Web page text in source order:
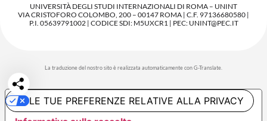
UNIVERSITÀ DEGLI STUDI INTERNAZIONALI DI ROMA – UNINT
VIA CRISTOFORO COLOMBO, 200 – 00147 ROMA | C.F. 97136680580 |
P.I. 05639791002 | CODICE SDI: M5UXCR1 | PEC: UNINT@PEC.IT
La traduzione del nostro sito è realizzata automaticamente con G-Translate.
LE TUE PREFERENZE RELATIVE ALLA PRIVACY